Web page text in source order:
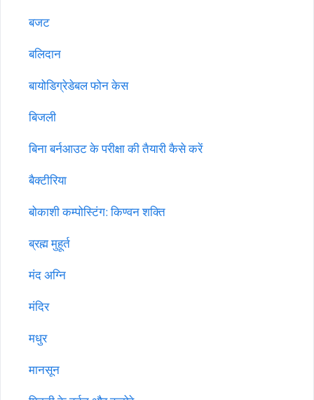
बजट
बलिदान
बायोडिग्रेडेबल फोन केस
बिजली
बिना बर्नआउट के परीक्षा की तैयारी कैसे करें
बैक्टीरिया
बोकाशी कम्पोस्टिंग: किण्वन शक्ति
ब्रह्म मुहूर्त
मंद अग्नि
मंदिर
मधुर
मानसून